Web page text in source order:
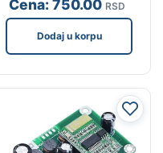
Cena:750.00 RSD
Dodaj u korpu